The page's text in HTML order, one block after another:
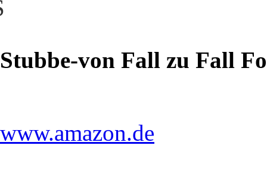
Stubbe-von Fall zu Fall
www.amazon.de